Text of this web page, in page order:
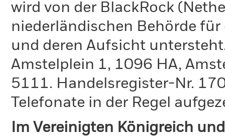
wird von der BlackRock
niederländischen Behörde
und deren Aufsicht
Amstelplein 1, 1096 HA,
5111. Handelsregister-Nr.
Telefonate in der Regel
Im Vereinigten Königreich